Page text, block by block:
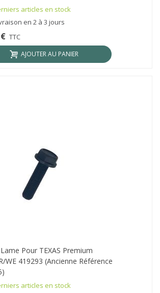
articles en stock
en 2 à 3 jours
TTC
AJOUTER AU PANIER
Pour TEXAS Premium
WE 419293 (ancienne Référence
articles en stock